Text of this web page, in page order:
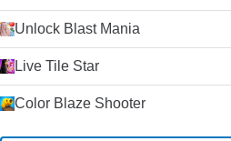
Unlock Blast Mania
Live Tile Star
Color Blaze Shooter